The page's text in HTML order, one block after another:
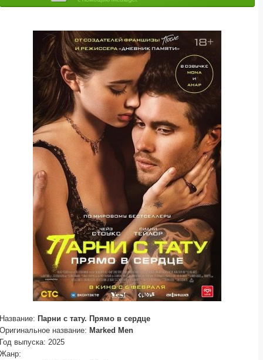
Название: Парни с тату. Прямо в сердце
Оригинальное название: Marked Men
Год выпуска: 2025
Жанр: